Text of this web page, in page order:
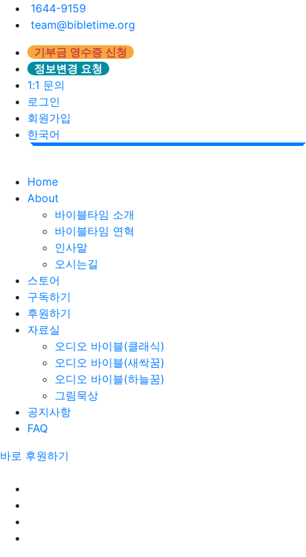
1644-9159
team@bibletime.org
기부금 영수증 신청
정보변경 요청
1:1 문의
로그인
회원가입
한국어
Home
About
바이블타임 소개
바이블타임 연혁
인사말
오시는길
스토어
구독하기
후원하기
자료실
오디오 바이블(클래식)
오디오 바이블(새싹꿈)
오디오 바이블(하늘꿈)
그림묵상
공지사항
FAQ
바로 후원하기